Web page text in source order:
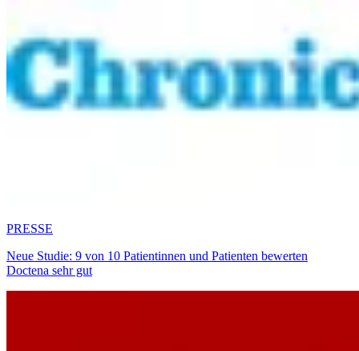
PRESSE
Neue Studie: 9 von 10 Patientinnen und Patienten bewerten
Doctena sehr gut